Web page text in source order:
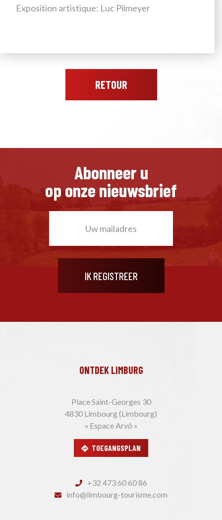
Exposition artistique: Luc Pilmeyer
RETOUR
Abonneer u
op onze nieuwsbrief
ONTDEK LIMBURG
Place Saint-Georges 30
4830 Limbourg (Limbourg)
« Espace Arvô »
TOEGANGSPLAN
+32 473 60 60 86
info@limbourg-tourisme.com